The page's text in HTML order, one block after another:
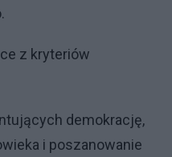
z kryteriów
demokrację,
i poszanowanie